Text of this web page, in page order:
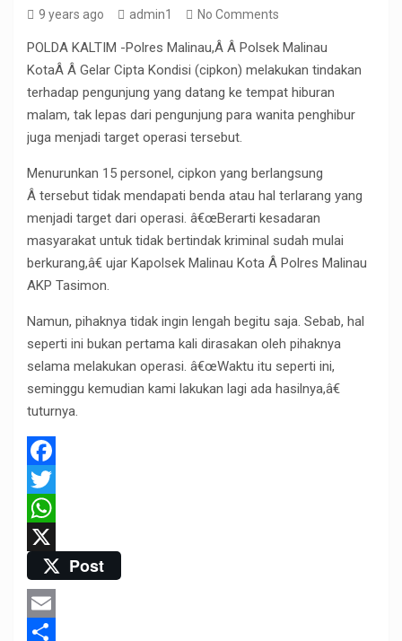
9 years ago admin1 No Comments
POLDA KALTIM -Polres Malinau,Â Â Polsek Malinau
KotaÂ Â Gelar Cipta Kondisi (cipkon) melakukan tindakan
terhadap pengunjung yang datang ke tempat hiburan
malam, tak lepas dari pengunjung para wanita penghibur
juga menjadi target operasi tersebut.
Menurunkan 15 personel, cipkon yang berlangsung
Â tersebut tidak mendapati benda atau hal terlarang yang
menjadi target dari operasi. â€œBerarti kesadaran
masyarakat untuk tidak bertindak kriminal sudah mulai
berkurang,â€ ujar Kapolsek Malinau Kota Â Polres Malinau
AKP Tasimon.
Namun, pihaknya tidak ingin lengah begitu saja. Sebab, hal
seperti ini bukan pertama kali dirasakan oleh pihaknya
selama melakukan operasi. â€œWaktu itu seperti ini,
seminggu kemudian kami lakukan lagi ada hasilnya,â€
tuturnya.
F
a
c
b
o
T
w
t
t
W
a
t
Post
E